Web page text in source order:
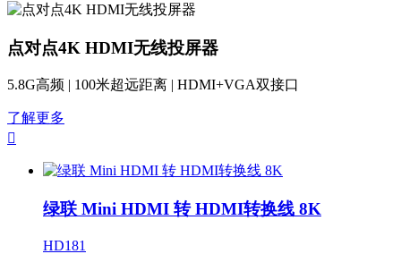
点对点4K HDMI无线投屏器
5.8G高频 | 100米超远距离 | HDMI+VGA双接口
了解更多

绿联 Mini HDMI 转 HDMI转换线 8K
HD181